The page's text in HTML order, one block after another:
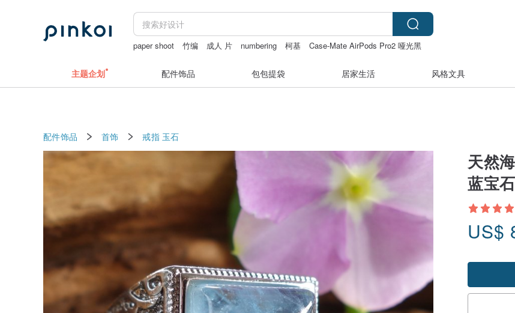
paper shoot 竹编 成人 片 numbering 柯基
Case-Mate AirPods Pro2 哑光黑
主题企划 配件饰品 包包提袋 居家生活 风格文具
配件饰品 首饰 戒指 玉石
天然
蓝宝
US$